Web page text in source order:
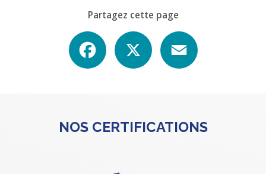
Partagez cette page
Facebook
NOS CERTIFICATIONS